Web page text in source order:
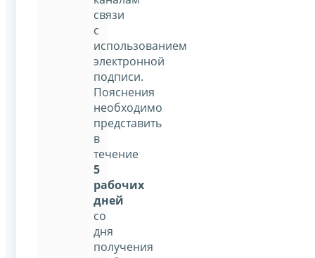
связи
с
использованием
электронной
подписи.
Пояснения
необходимо
представить
в
течение
5
рабочих
дней
со
дня
получения